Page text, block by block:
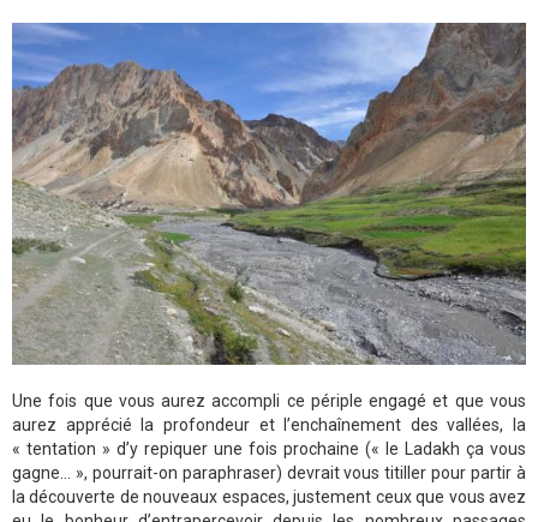
Une fois que vous aurez accompli ce périple engagé et que vous
aurez apprécié la profondeur et l’enchaînement des vallées, la
« tentation » d’y repiquer une fois prochaine (« le Ladakh ça vous
gagne… », pourrait-on paraphraser) devrait vous titiller pour partir à
la découverte de nouveaux espaces, justement ceux que vous avez